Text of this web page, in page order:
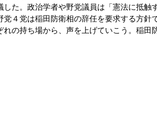
た。政治学者や野党議員は「憲法に抵触
４党は稲田防衛相の辞任を要求する方針
の持ち場から、声を上げていこう。稲田